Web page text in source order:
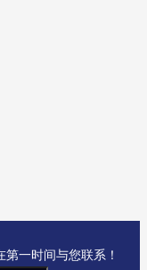
第一时间与您联系！